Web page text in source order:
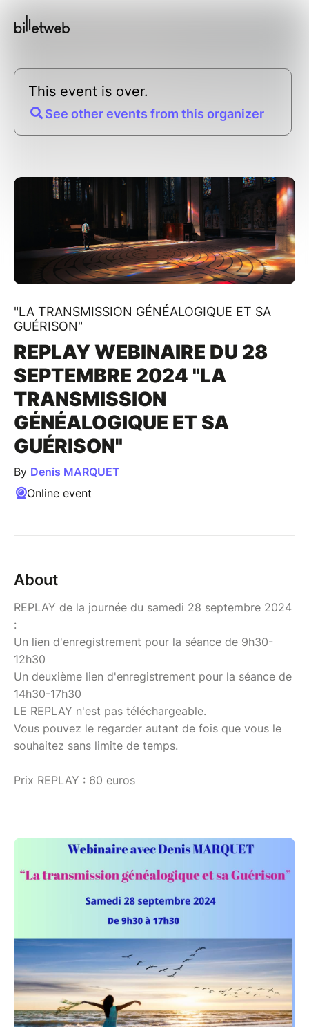
This event is over.
See other events from this organizer
"LA TRANSMISSION GÉNÉALOGIQUE ET SA
GUÉRISON"
REPLAY WEBINAIRE DU 28
SEPTEMBRE 2024 "LA
TRANSMISSION
GÉNÉALOGIQUE ET SA
GUÉRISON"
By Denis MARQUET
Online event
About
REPLAY de la journée du samedi 28 septembre 2024
:
Un lien d'enregistrement pour la séance de 9h30-
12h30
Un deuxième lien d'enregistrement pour la séance de
14h30-17h30
LE REPLAY n'est pas téléchargeable.
Vous pouvez le regarder autant de fois que vous le
souhaitez sans limite de temps.
Prix REPLAY : 60 euros